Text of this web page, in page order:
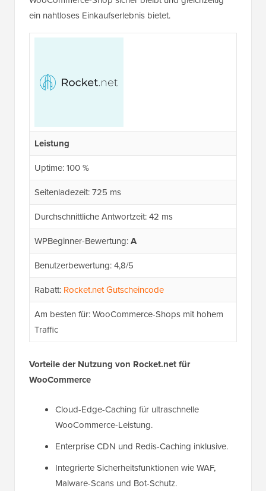
ein nahtloses Einkaufserlebnis bietet.
Leistung
Uptime: 100 %
Seitenladezeit: 725 ms
Durchschnittliche Antwortzeit: 42 ms
WPBeginner-Bewertung:A
Benutzerbewertung: 4,8/5
Rabatt: Rocket.net Gutscheincode
Am besten für: WooCommerce-Shops mit hohem
Traffic
Vorteile der Nutzung von Rocket.net für
WooCommerce
Cloud-Edge-Caching für ultraschnelle
WooCommerce-Leistung.
Enterprise CDN und Redis-Caching inklusive.
Integrierte Sicherheitsfunktionen wie WAF,
Malware-Scans und Bot-Schutz.